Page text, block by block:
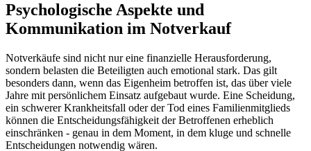
Psychologische Aspekte und
Kommunikation im Notverkauf
Notverkäufe sind nicht nur eine finanzielle Herausforderung,
sondern belasten die Beteiligten auch emotional stark. Das gilt
besonders dann, wenn das Eigenheim betroffen ist, das über viele
Jahre mit persönlichem Einsatz aufgebaut wurde. Eine Scheidung,
ein schwerer Krankheitsfall oder der Tod eines Familienmitglieds
können die Entscheidungsfähigkeit der Betroffenen erheblich
einschränken - genau in dem Moment, in dem kluge und schnelle
Entscheidungen notwendig wären.